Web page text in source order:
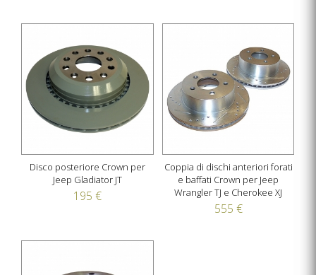
Disco posteriore Crown per
Jeep Gladiator JT
195 €
Coppia di dischi anteriori forati
e baffati Crown per Jeep
Wrangler TJ e Cherokee XJ
555 €